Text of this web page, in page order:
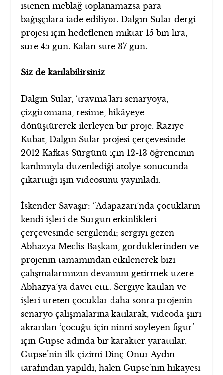
istenen meblağ toplanamazsa para
bağışçılara iade ediliyor. Dalgın Sular dergi
projesi için hedeflenen miktar 15 bin lira,
süre 45 gün. Kalan süre 37 gün.
Siz de katılabilirsiniz
Dalgın Sular, ‘travma’ları senaryoya,
çizgiromana, resime, hikâyeye
dönüştürerek ilerleyen bir proje. Raziye
Kubat, Dalgın Sular projesi çerçevesinde
2012 Kafkas Sürgünü için 12-13 öğrencinin
katılımıyla düzenlediği atölye sonucunda
çıkarttığı işin videosunu yayınladı.
İskender Savaşır: “Adapazarı’nda çocukların
kendi işleri de Sürgün etkinlikleri
çerçevesinde sergilendi; sergiyi gezen
Abhazya Meclis Başkanı, gördüklerinden ve
projenin tamamından etkilenerek bizi
çalışmalarımızın devamını getirmek üzere
Abhazya’ya davet etti.. Sergiye katılan ve
işleri üreten çocuklar daha sonra projenin
senaryo çalışmalarına katılarak, videoda şiiri
aktarılan ‘çocuğu için ninni söyleyen figür’
için Gupse adında bir karakter yarattılar.
Gupse’nin ilk çizimi Dinç Onur Aydın
tarafından yapıldı, halen Gupse’nin hikayesi